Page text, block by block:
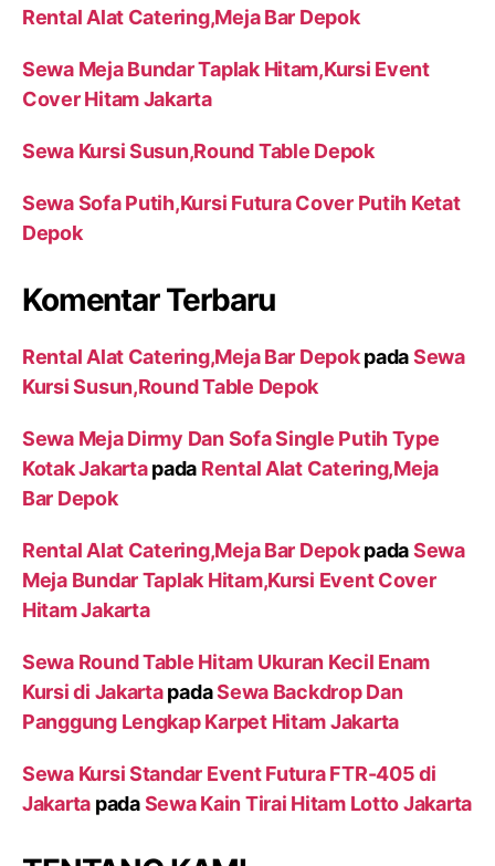
Rental Alat Catering,Meja Bar Depok
Sewa Meja Bundar Taplak Hitam,Kursi Event
Cover Hitam Jakarta
Sewa Kursi Susun,Round Table Depok
Sewa Sofa Putih,Kursi Futura Cover Putih Ketat
Depok
Komentar Terbaru
Rental Alat Catering,Meja Bar DepokpadaSewa
Kursi Susun,Round Table Depok
Sewa Meja Dirmy Dan Sofa Single Putih Type
Kotak Jakartapada Rental Alat Catering,Meja
Bar Depok
Rental Alat Catering,Meja Bar DepokpadaSewa
Meja Bundar Taplak Hitam,Kursi Event Cover
Hitam Jakarta
Sewa Round Table Hitam Ukuran Kecil Enam
Kursi di JakartapadaSewa Backdrop Dan
Panggung Lengkap Karpet Hitam Jakarta
Sewa Kursi Standar Event Futura FTR-405 di
Jakarta padaSewa Kain Tirai Hitam Lotto Jakarta